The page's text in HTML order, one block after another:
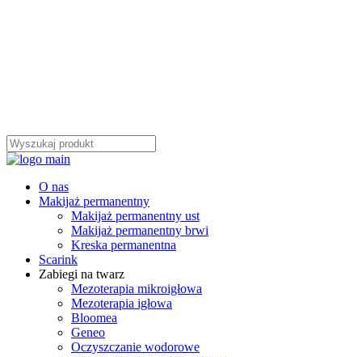
O nas
Makijaż permanentny
Makijaż permanentny ust
Makijaż permanentny brwi
Kreska permanentna
Scarink
Zabiegi na twarz
Mezoterapia mikroigłowa
Mezoterapia igłowa
Bloomea
Geneo
Oczyszczanie wodorowe